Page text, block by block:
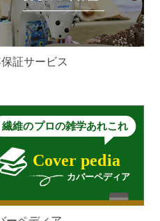
証サービス